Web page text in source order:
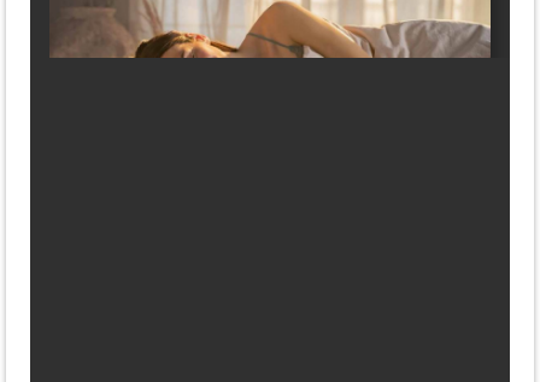
чернила.
Может, попробуете загрузить